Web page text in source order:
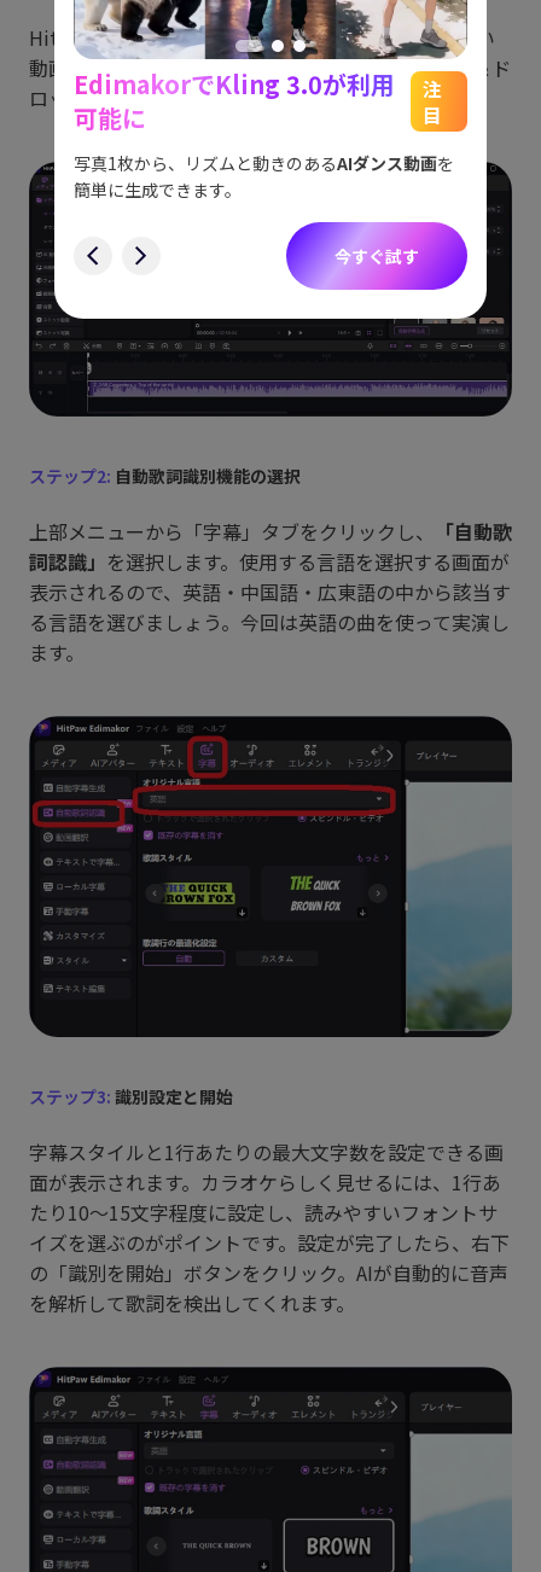
HitPaw Edimakorを起動し、カラオケ字幕を付けたい
動画または音声ファイルをタイムラインにドラッグ＆ド
ロップします。
ステップ2: 自動歌詞識別機能の選択
上部メニューから「字幕」タブをクリックし、
「自動歌
詞認識」 を選択します。使用する言語を選択する画面が
表示されるので、英語・中国語・広東語の中から該当す
る言語を選びましょう。今回は英語の曲を使って実演し
ます。
ステップ3: 識別設定と開始
字幕スタイルと1行あたりの最大文字数を設定できる画
面が表示されます。カラオケらしく見せるには、1行あ
たり10〜15文字程度に設定し、読みやすいフォントサ
イズを選ぶのがポイントです。設定が完了したら、右下
の「識別を開始」ボタンをクリック。AIが自動的に音声
を解析して歌詞を検出してくれます。
EdimakorでKling 3.0が利用
可能に
注
目
写真1枚から、リズムと動きのあるAIダンス動画を
簡単に生成できます。
今すぐ試す
ョッ
にも